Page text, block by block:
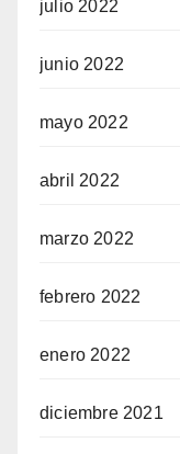
julio 2022
junio 2022
mayo 2022
abril 2022
marzo 2022
febrero 2022
enero 2022
diciembre 2021